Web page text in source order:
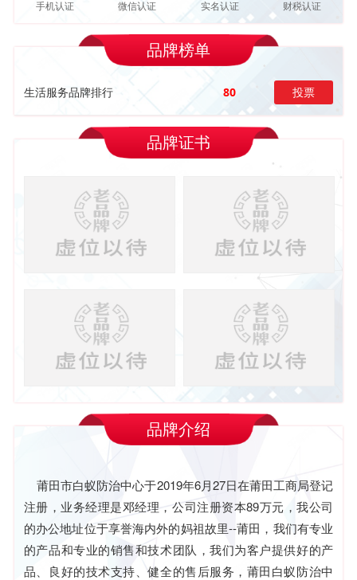
手机认证 微信认证 实名认证 财税认证
品牌榜单
生活服务品牌排行 80 投票
品牌证书
品牌介绍
莆田市白蚁防治中心于2019年6月27日在莆田工商局登记
注册，业务经理是邓经理，公司注册资本89万元，我公司
的办公地址位于享誉海内外的妈祖故里--莆田，我们有专业
的产品和专业的销售和技术团队，我们为客户提供好的产
品、良好的技术支持、健全的售后服务，莆田白蚁防治中